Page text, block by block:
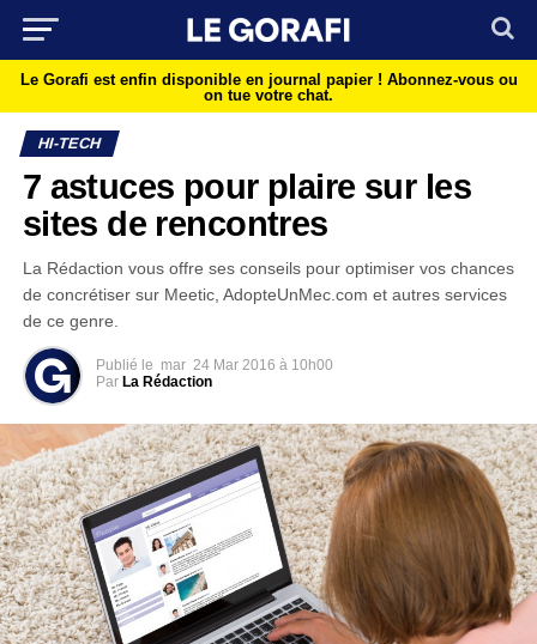
Le Gorafi est enfin disponible en journal papier ! Abonnez-vous ou
on tue votre chat.
HI-TECH
7 astuces pour plaire sur les
sites de rencontres
La Rédaction vous offre ses conseils pour optimiser vos chances
de concrétiser sur Meetic, AdopteUnMec.com et autres services
de ce genre.
Publié le mar 24 Mar 2016 à 10h00
Par La Rédaction